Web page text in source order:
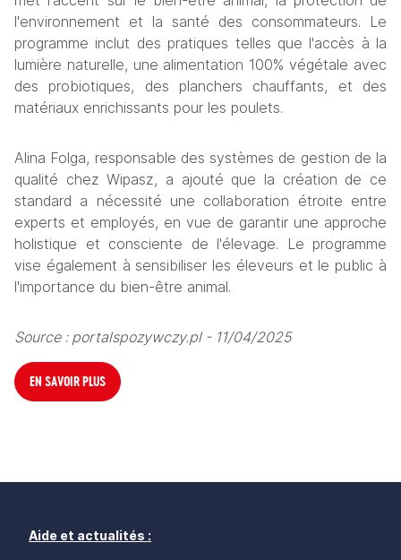
l'environnement et la santé des consommateurs. Le
programme inclut des pratiques telles que l'accès à la
lumière naturelle, une alimentation 100% végétale avec
des probiotiques, des planchers chauffants, et des
matériaux enrichissants pour les poulets.
Alina Folga, responsable des systèmes de gestion de la
qualité chez Wipasz, a ajouté que la création de ce
standard a nécessité une collaboration étroite entre
experts et employés, en vue de garantir une approche
holistique et consciente de l'élevage. Le programme
vise également à sensibiliser les éleveurs et le public à
l'importance du bien-être animal.
Source : portalspozywczy.pl - 11/04/2025
EN SAVOIR PLUS
Aide et actualités :